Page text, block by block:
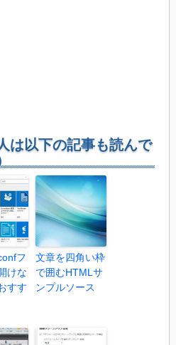
は以下の記事も読んで
フ
けな
すす
文章を四角い枠
で囲むHTMLサ
ンプルソース